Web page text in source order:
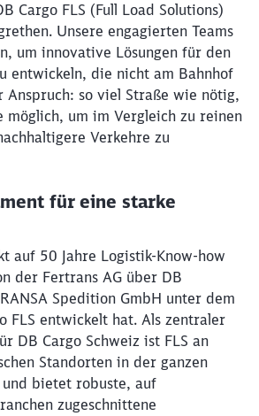
Cargo FLS (Full Load Solutions)
Unsere engagierten Teams
um innovative Lösungen für den
entwickeln, die nicht am Bahnhof
Anspruch: so viel Straße wie nötig,
möglich, um im Vergleich zu reinen
Verkehre zu
für eine starke
auf 50 Jahre Logistik-Know-how
der Fertrans AG über DB
Spedition GmbH unter dem
FLS entwickelt hat. Als zentraler
DB Cargo Schweiz ist FLS an
Standorten in der ganzen
bietet robuste, auf
zugeschnittene